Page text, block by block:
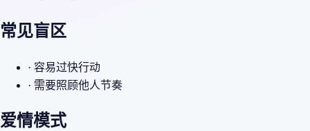
常见盲区
· 容易过快行动
· 需要照顾他人节奏
爱情模式